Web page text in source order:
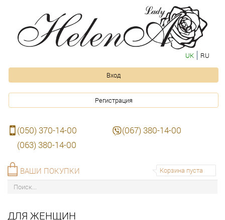
UK RU
Вход
Регистрация
(050) 370-14-00
(067) 380-14-00
(063) 380-14-00
Корзина пуста
ВАШИ ПОКУПКИ
ДЛЯ ЖЕНЩИН